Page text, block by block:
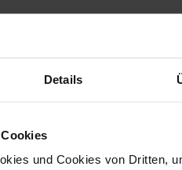
Details
und Cookies von Dritten,